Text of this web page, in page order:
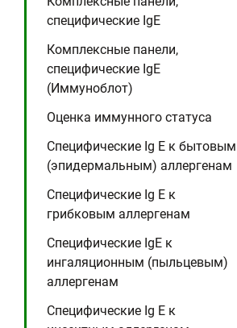
специфические IgE
Комплексные панели,
специфические IgE
(Иммуноблот)
Оценка иммунного статуса
Специфические Ig E к бытовым
(эпидермальным) аллергенам
Специфические Ig E к
грибковым аллергенам
Специфические IgE к
ингаляционным (пыльцевым)
аллергенам
Специфические Ig E к